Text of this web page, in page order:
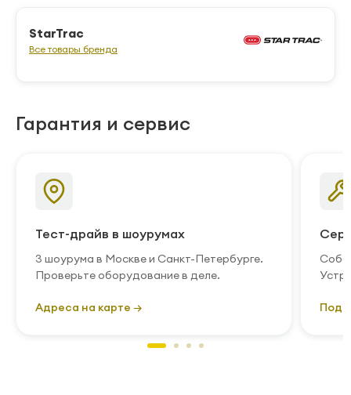
StarTrac
Все товары бренда
Гарантия и сервис
Тест-драйв в шоурумах
3 шоурума в Москве и Санкт-Петербурге.
Проверьте оборудование в деле.
Адреса на карте →